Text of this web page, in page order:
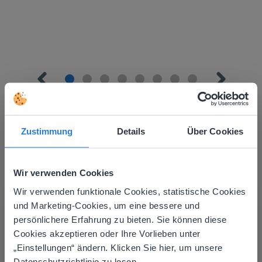
Zustimmung Details Über Cookies
Wir verwenden Cookies
Wir verwenden funktionale Cookies, statistische Cookies
und Marketing-Cookies, um eine bessere und
persönlichere Erfahrung zu bieten. Sie können diese
Cookies akzeptieren oder Ihre Vorlieben unter
„Einstellungen“ ändern. Klicken Sie hier, um unsere
Mehr entdecken
This website doesn't match
your location
Based on your location, we think you might
prefer to visit our English website. There you'll